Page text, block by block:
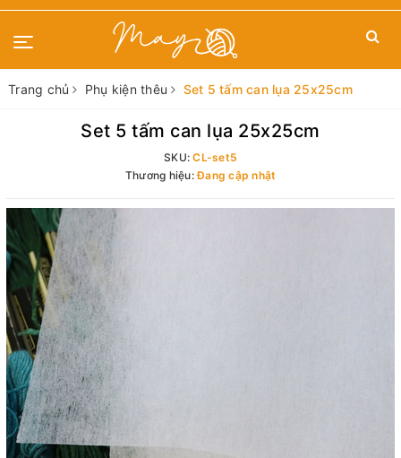
Trang chủ Phụ kiện thêu Set 5 tấm can lụa 25x25cm
Set 5 tấm can lụa 25x25cm
SKU:CL-set5
Thương hiệu:Đang cập nhật